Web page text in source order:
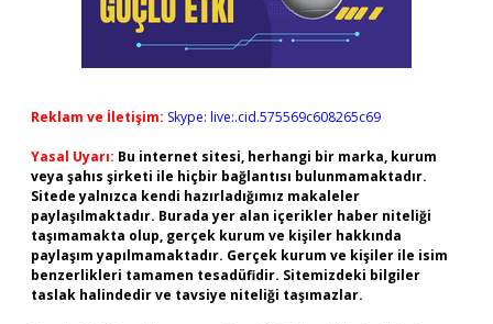
Reklam ve İletişim: Skype: live:.cid.575569c608265c69
Yasal Uyarı: Bu internet sitesi, herhangi bir marka, kurum
veya şahıs şirketi ile hiçbir bağlantısı bulunmamaktadır.
Sitede yalnızca kendi hazırladığımız makaleler
paylaşılmaktadır. Burada yer alan içerikler haber niteliği
taşımamakta olup, gerçek kurum ve kişiler hakkında
paylaşım yapılmamaktadır. Gerçek kurum ve kişiler ile isim
benzerlikleri tamamen tesadüfidir. Sitemizdeki bilgiler
taslak halindedir ve tavsiye niteliği taşımazlar.